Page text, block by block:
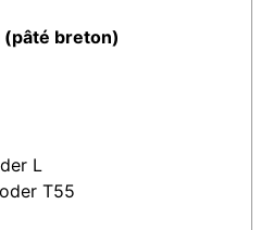
breton)
L
T55